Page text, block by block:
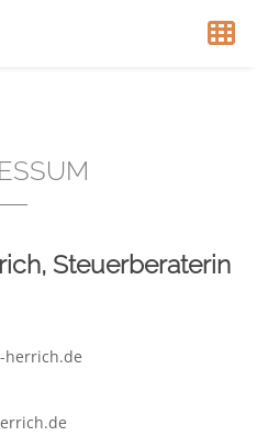
Steuerberaterin
herrich.de